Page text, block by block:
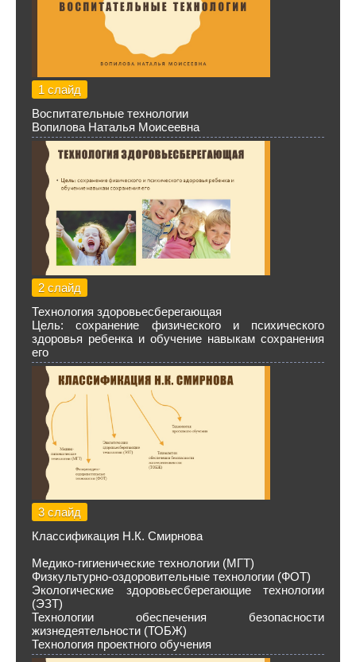
1 слайд
Воспитательные технологии
Вопилова Наталья Моисеевна
2 слайд
Технология здоровьесберегающая
Цель: сохранение физического и психического
здоровья ребенка и обучение навыкам сохранения
его
3 слайд
Классификация Н.К. Смирнова
Медико-гигиенические технологии (МГТ)
Физкультурно-оздоровительные технологии (ФОТ)
Экологические здоровьесберегающие технологии
(ЭЗТ)
Технологии обеспечения безопасности
жизнедеятельности (ТОБЖ)
Технология проектного обучения